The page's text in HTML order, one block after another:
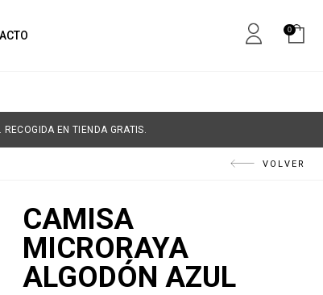
0
EN TIENDA GRATIS.
VOLVER
CAMISA
MICRORAYA
ALGODÓN AZUL